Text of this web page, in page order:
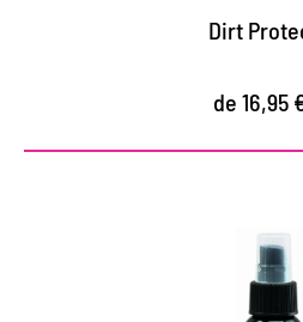
Dirt
de 16,95
La máxima